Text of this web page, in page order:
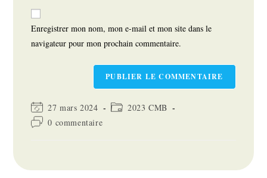
comment
de
votre
(facultatif)
Enregistrer mon nom, mon e-mail et mon site dans le
navigateur pour mon prochain commentaire.
Dernière
modification
de
27 mars 2024
Post 2023 CMB
Commentaires
0 commentaire